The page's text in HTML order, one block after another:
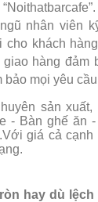
nhân viên
cho khách
hàng đảm
mọi yêu
sản
- Bàn ghế ăn
giá cả
hay dù lệch